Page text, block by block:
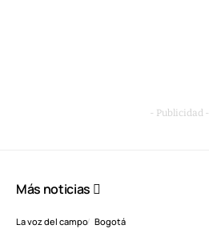
- Publicidad -
Más noticias
La voz del campo Bogotá